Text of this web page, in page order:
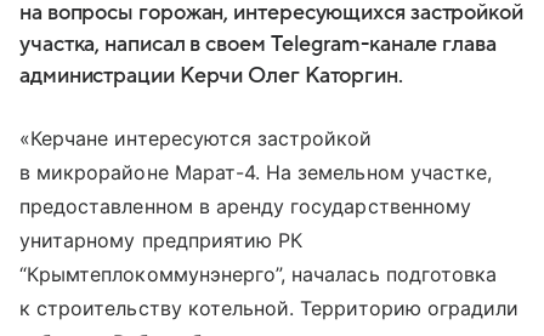
на вопросы горожан, интересующихся застройкой
участка, написал в своем Telegram-канале глава
администрации Керчи Олег Каторгин.
«Керчане интересуются застройкой
в микрорайоне Марат-4. На земельном участке,
предоставленном в аренду государственному
унитарному предприятию РК
“Крымтеплокоммунэнерго”, началась подготовка
к строительству котельной. Территорию оградили